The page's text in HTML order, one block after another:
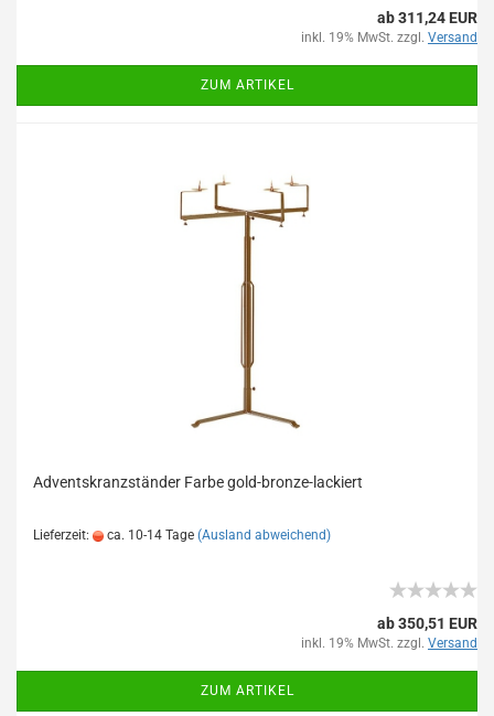
ab 311,24 EUR
inkl. 19% MwSt. zzgl. Versand
ZUM ARTIKEL
Adventskranzständer Farbe gold-bronze-lackiert
Lieferzeit: ca. 10-14 Tage (Ausland abweichend)
ab 350,51 EUR
inkl. 19% MwSt. zzgl. Versand
ZUM ARTIKEL